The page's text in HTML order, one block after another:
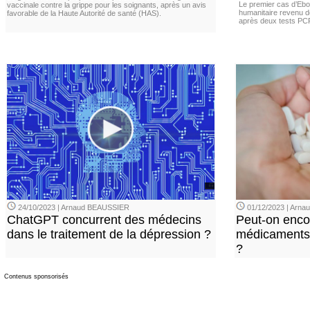
vaccinale contre la grippe pour les soignants, après un avis
favorable de la Haute Autorité de santé (HAS).
Le premier cas
humanitaire revenu
après deux tests
24/10/2023 | Arnaud BEAUSSIER
ChatGPT concurrent des médecins
dans le traitement de la dépression ?
01/12/2023 |
Peut-on
?
Contenus sponsorisés